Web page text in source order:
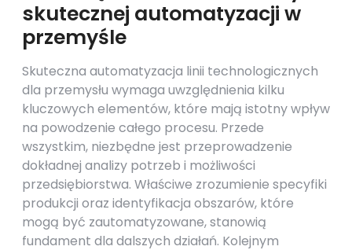
skutecznej automatyzacji w
przemyśle
Skuteczna automatyzacja linii technologicznych
dla przemysłu wymaga uwzględnienia kilku
kluczowych elementów, które mają istotny wpływ
na powodzenie całego procesu. Przede
wszystkim, niezbędne jest przeprowadzenie
dokładnej analizy potrzeb i możliwości
przedsiębiorstwa. Właściwe zrozumienie specyfiki
produkcji oraz identyfikacja obszarów, które
mogą być zautomatyzowane, stanowią
fundament dla dalszych działań. Kolejnym